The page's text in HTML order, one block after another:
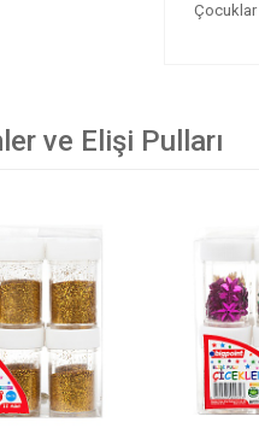
Çocuklar
ve Elişi Pulları